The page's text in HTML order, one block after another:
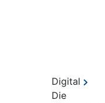
Digital
Die